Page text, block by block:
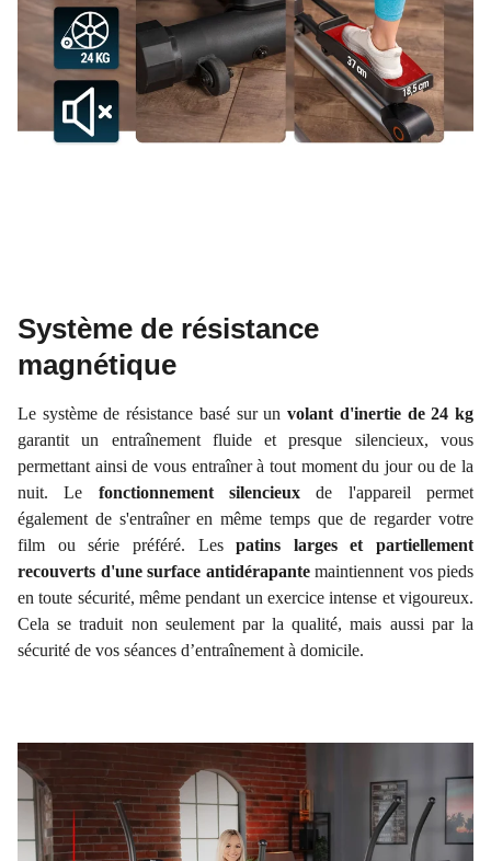
Système de résistance
magnétique
Le système de résistance basé sur un volant d'inertie de 24 kg
garantit un entraînement fluide et presque silencieux, vous
permettant ainsi de vous entraîner à tout moment du jour ou de la
nuit. Le fonctionnement silencieux de l'appareil permet
également de s'entraîner en même temps que de regarder votre
film ou série préféré. Lespatins larges et partiellement
recouverts d'une surface antidérapantemaintiennent vos pieds
en toute sécurité, même pendant un exercice intense et vigoureux.
Cela se traduit non seulement par la qualité, mais aussi par la
sécurité de vos séances d’entraînement à domicile.